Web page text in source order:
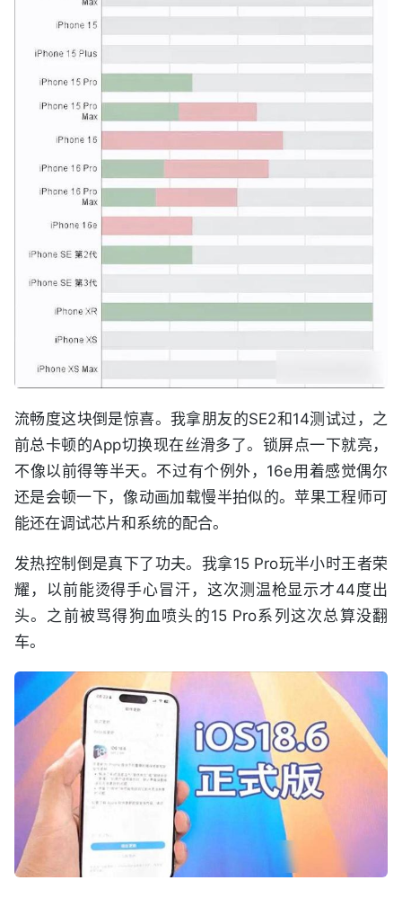
流畅度这块倒是惊喜。我拿朋友的SE2和14测试过，之
前总卡顿的App切换现在丝滑多了。锁屏点一下就亮，
不像以前得等半天。不过有个例外，16e用着感觉偶尔
还是会顿一下，像动画加载慢半拍似的。苹果工程师可
能还在调试芯片和系统的配合。
发热控制倒是真下了功夫。我拿15 Pro玩半小时王者荣
耀，以前能烫得手心冒汗，这次测温枪显示才44度出
头。之前被骂得狗血喷头的15 Pro系列这次总算没翻
车。